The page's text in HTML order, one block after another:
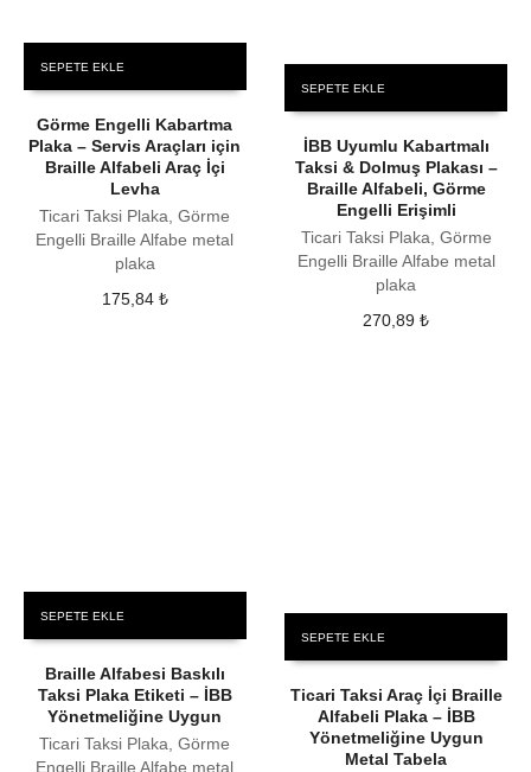
SEPETE EKLE
Görme Engelli Kabartma
Plaka – Servis Araçları için
Braille Alfabeli Araç İçi
Levha
Ticari Taksi Plaka, Görme
Engelli Braille Alfabe metal
plaka
175,84 ₺
SEPETE EKLE
İBB Uyumlu Kabartmalı
Taksi & Dolmuş Plakası –
Braille Alfabeli, Görme
Engelli Erişimli
Ticari Taksi Plaka, Görme
Engelli Braille Alfabe metal
plaka
270,89₺
SEPETE EKLE
Braille Alfabesi Baskılı
Taksi Plaka Etiketi – İBB
Yönetmeliğine Uygun
Ticari Taksi Plaka, Görme
Engelli Braille Alfabe metal
SEPETE EKLE
Ticari Taksi Araç İçi Braille
Alfabeli Plaka – İBB
Yönetmeliğine Uygun
Metal Tabela